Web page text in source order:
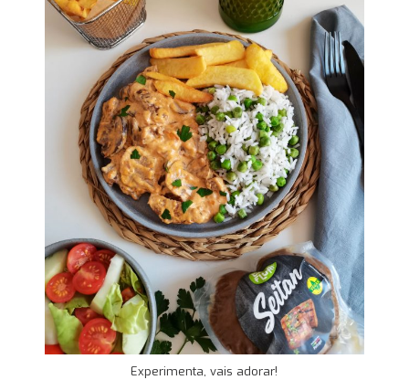
Experimenta, vais adorar!